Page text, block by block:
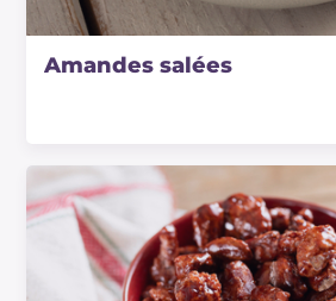
Amandes salées